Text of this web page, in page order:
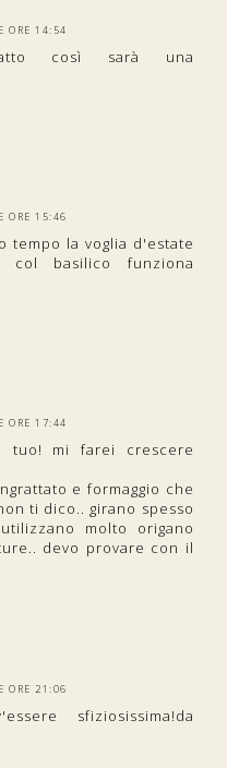
ORE 14:54
così sarà una
ORE 15:46
tempo la voglia d'estate
basilico funziona
ORE 17:44
tuo! mi farei crescere
e formaggio che
ti dico.. girano spesso
molto origano
devo provare con il
ORE 21:06
sfiziosissima!da